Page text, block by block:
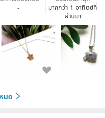
-
มากกว่า 1 อาทิตย์ที่
ผ่านมา
มด